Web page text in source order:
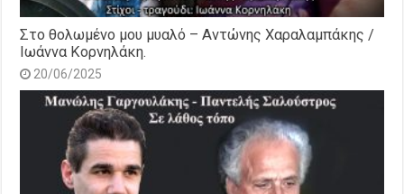
Στο θολωμένο μου μυαλό – Αντώνης Χαραλαμπάκης /
Ιωάννα Κορνηλάκη.
20/06/2025